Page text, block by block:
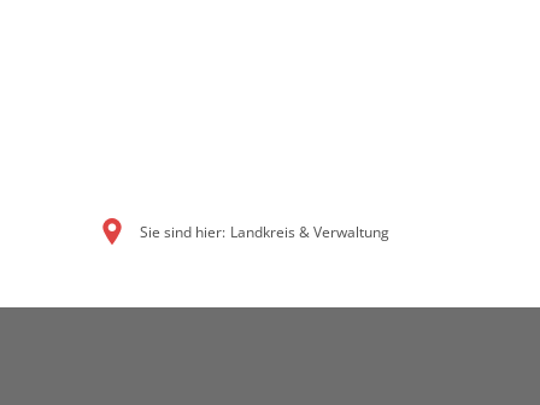
Sie sind hier: Landkreis & Verwaltung